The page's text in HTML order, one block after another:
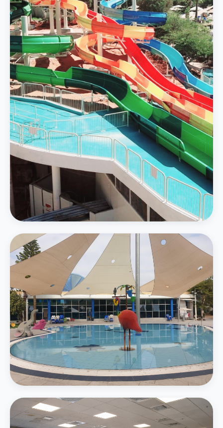
4 מגלשות מים — סלאלום, קאמיקזה ואבובים
בריכת משפחה